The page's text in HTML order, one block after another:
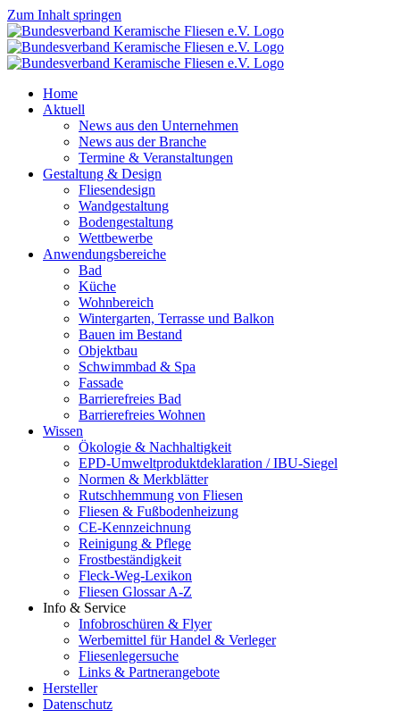
Zum Inhalt springen
Home
Aktuell
News aus den Unternehmen
News aus der Branche
Termine & Veranstaltungen
Gestaltung & Design
Fliesendesign
Wandgestaltung
Bodengestaltung
Wettbewerbe
Anwendungsbereiche
Bad
Küche
Wohnbereich
Wintergarten, Terrasse und Balkon
Bauen im Bestand
Objektbau
Schwimmbad & Spa
Fassade
Barrierefreies Bad
Barrierefreies Wohnen
Wissen
Ökologie & Nachhaltigkeit
EPD-Umweltproduktdeklaration / IBU-Siegel
Normen & Merkblätter
Rutschhemmung von Fliesen
Fliesen & Fußbodenheizung
CE-Kennzeichnung
Reinigung & Pflege
Frostbeständigkeit
Fleck-Weg-Lexikon
Fliesen Glossar A-Z
Info & Service
Infobroschüren & Flyer
Werbemittel für Handel & Verleger
Fliesenlegersuche
Links & Partnerangebote
Hersteller
Datenschutz